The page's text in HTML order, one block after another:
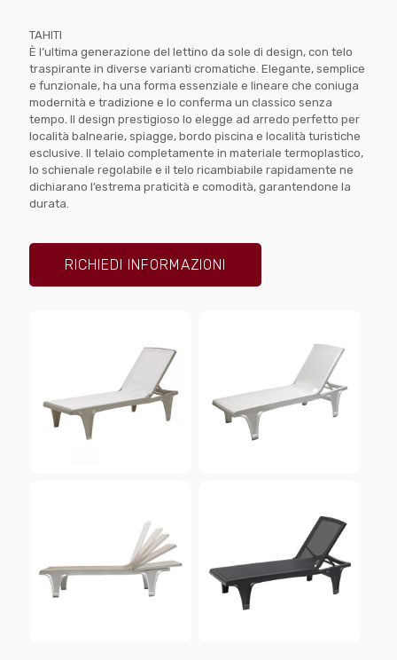
TAHITI
È l’ultima generazione del lettino da sole di design, con telo
traspirante in diverse varianti cromatiche. Elegante, semplice
e funzionale, ha una forma essenziale e lineare che coniuga
modernità e tradizione e lo conferma un classico senza
tempo. Il design prestigioso lo elegge ad arredo perfetto per
località balnearie, spiagge, bordo piscina e località turistiche
esclusive. Il telaio completamente in materiale termoplastico,
lo schienale regolabile e il telo ricambiabile rapidamente ne
dichiarano l’estrema praticità e comodità, garantendone la
durata.
RICHIEDI INFORMAZIONI